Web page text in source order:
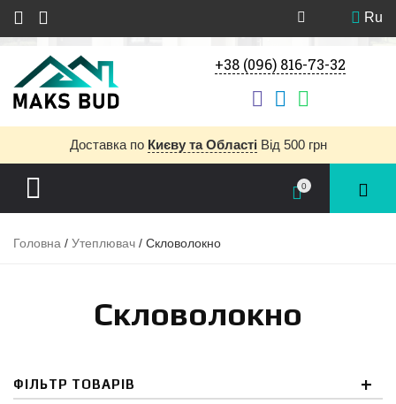
Ru
+38 (096) 816-73-32
Доставка по Києву та Області Від 500 грн
0
Головна / Утеплювач / Скловолокно
Скловолокно
ФІЛЬТР ТОВАРІВ